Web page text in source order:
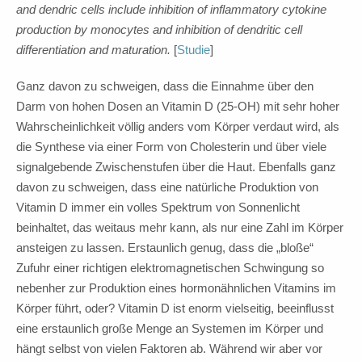
and dendric cells include inhibition of inflammatory cytokine
production by monocytes and inhibition of dendritic cell
differentiation and maturation. [Studie]
Ganz davon zu schweigen, dass die Einnahme über den
Darm von hohen Dosen an Vitamin D (25-OH) mit sehr hoher
Wahrscheinlichkeit völlig anders vom Körper verdaut wird, als
die Synthese via einer Form von Cholesterin und über viele
signalgebende Zwischenstufen über die Haut. Ebenfalls ganz
davon zu schweigen, dass eine natürliche Produktion von
Vitamin D immer ein volles Spektrum von Sonnenlicht
beinhaltet, das weitaus mehr kann, als nur eine Zahl im Körper
ansteigen zu lassen. Erstaunlich genug, dass die „bloße“
Zufuhr einer richtigen elektromagnetischen Schwingung so
nebenher zur Produktion eines hormonähnlichen Vitamins im
Körper führt, oder? Vitamin D ist enorm vielseitig, beeinflusst
eine erstaunlich große Menge an Systemen im Körper und
hängt selbst von vielen Faktoren ab. Während wir aber vor